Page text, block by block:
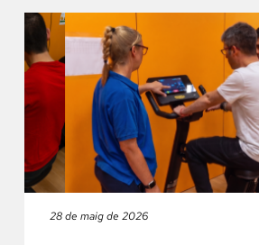
28 de maig de 2026